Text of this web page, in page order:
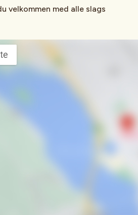
velkommen med alle slags